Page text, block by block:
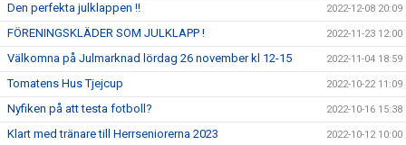
Den perfekta julklappen !! 2022-12-08 20:09
FÖRENINGSKLÄDER SOM JULKLAPP ! 2022-11-23 12:00
Välkomna på Julmarknad lördag 26 november kl 12-15 2022-11-04 18:59
Tomatens Hus Tjejcup 2022-10-22 11:09
Nyfiken på att testa fotboll? 2022-10-16 15:38
Klart med tränare till Herrseniorerna 2023 2022-10-12 10:00